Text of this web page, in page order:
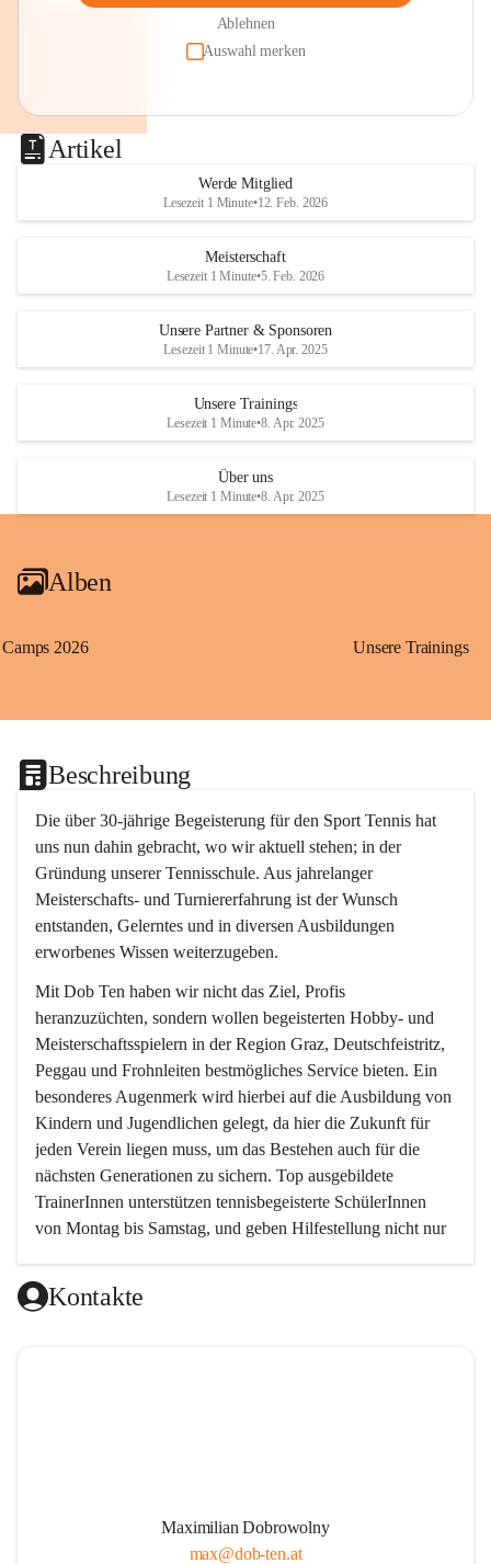
Ablehnen
Auswahl merken
Artikel
Werde Mitglied
Lesezeit 1 Minute•12. Feb. 2026
Meisterschaft
Lesezeit 1 Minute•5. Feb. 2026
Unsere Partner & Sponsoren
Lesezeit 1 Minute•17. Apr. 2025
Unsere Trainings
Lesezeit 1 Minute•8. Apr. 2025
Über uns
Lesezeit 1 Minute•8. Apr. 2025
Alben
Camps 2026 Unsere Trainings
Beschreibung
Die über 30-jährige Begeisterung für den Sport Tennis hat
uns nun dahin gebracht, wo wir aktuell stehen; in der
Gründung unserer Tennisschule. Aus jahrelanger
Meisterschafts- und Turniererfahrung ist der Wunsch
entstanden, Gelerntes und in diversen Ausbildungen
erworbenes Wissen weiterzugeben.
Mit Dob Ten haben wir nicht das Ziel, Profis
heranzuzüchten, sondern wollen begeisterten Hobby- und
Meisterschaftsspielern in der Region Graz, Deutschfeistritz,
Peggau und Frohnleiten bestmögliches Service bieten. Ein
besonderes Augenmerk wird hierbei auf die Ausbildung von
Kindern und Jugendlichen gelegt, da hier die Zukunft für
jeden Verein liegen muss, um das Bestehen auch für die
nächsten Generationen zu sichern. Top ausgebildete
TrainerInnen unterstützen tennisbegeisterte SchülerInnen
von Montag bis Samstag, und geben Hilfestellung nicht nur
Da das taktische Element im Tennis von sehr vielen
Kontakte
Maximilian Dobrowolny
max@dob-ten.at